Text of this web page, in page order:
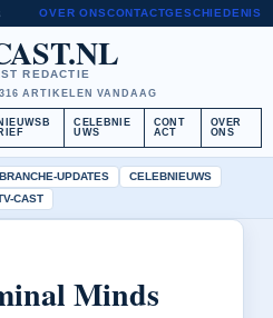
OVER ONSCONTACTGESCHIEDENIS
REDACTIE
16 ARTIKELEN VANDAAG
RIEF
CELEBNIE
UWS
CONT
ACT
OVER
ONS
BRANCHE-UPDATES
CELEBNIEUWS
CAST
Minds